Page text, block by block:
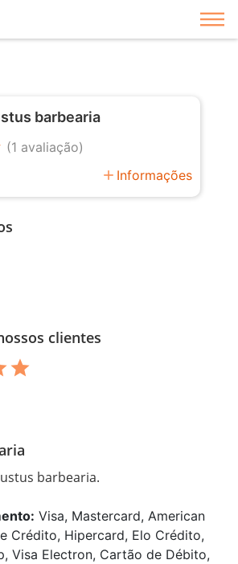
barbearia
(1 avaliação)
add Informações
clientes
star
barbearia.
Visa, Mastercard, American
Crédito, Hipercard, Elo Crédito,
Visa Electron, Cartão de Débito,